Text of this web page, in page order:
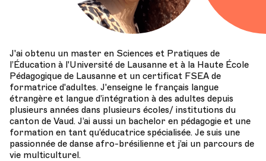
J'ai obtenu un master en Sciences et Pratiques de
l’Éducation à l'Université de Lausanne et à la Haute École
Pédagogique de Lausanne et un certificat FSEA de
formatrice d'adultes. J'enseigne le français langue
étrangère et langue d’intégration à des adultes depuis
plusieurs années dans plusieurs écoles/ institutions du
canton de Vaud. J’ai aussi un bachelor en pédagogie et une
formation en tant qu’éducatrice spécialisée. Je suis une
passionnée de danse afro-brésilienne et j’ai un parcours de
vie multiculturel.